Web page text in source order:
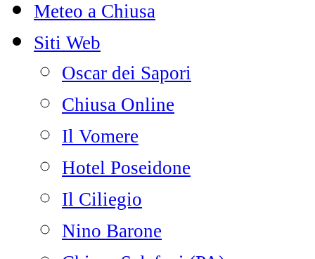
Meteo a Chiusa
Siti Web
Oscar dei Sapori
Chiusa Online
Il Vomere
Hotel Poseidone
Il Ciliegio
Nino Barone